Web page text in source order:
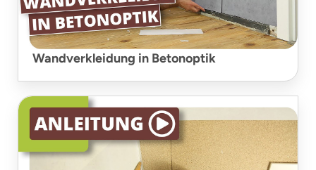
Wandverkleidung in Betonoptik